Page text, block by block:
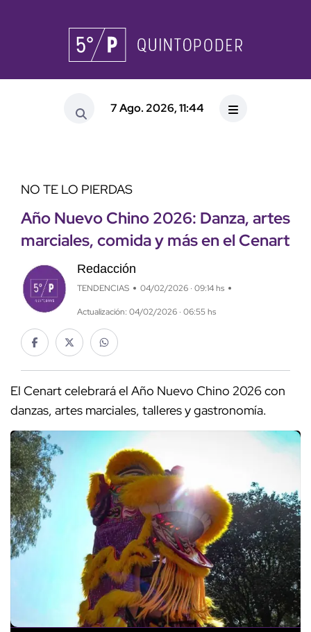
7 Ago. 2026, 11:44
NO TE LO PIERDAS
Año Nuevo Chino 2026: Danza, artes
marciales, comida y más en el Cenart
Redacción
TENDENCIAS 04/02/2026 · 09:14 hs
Actualización: 04/02/2026 · 06:55 hs
El Cenart celebrará el Año Nuevo Chino 2026 con
danzas, artes marciales, talleres y gastronomía.